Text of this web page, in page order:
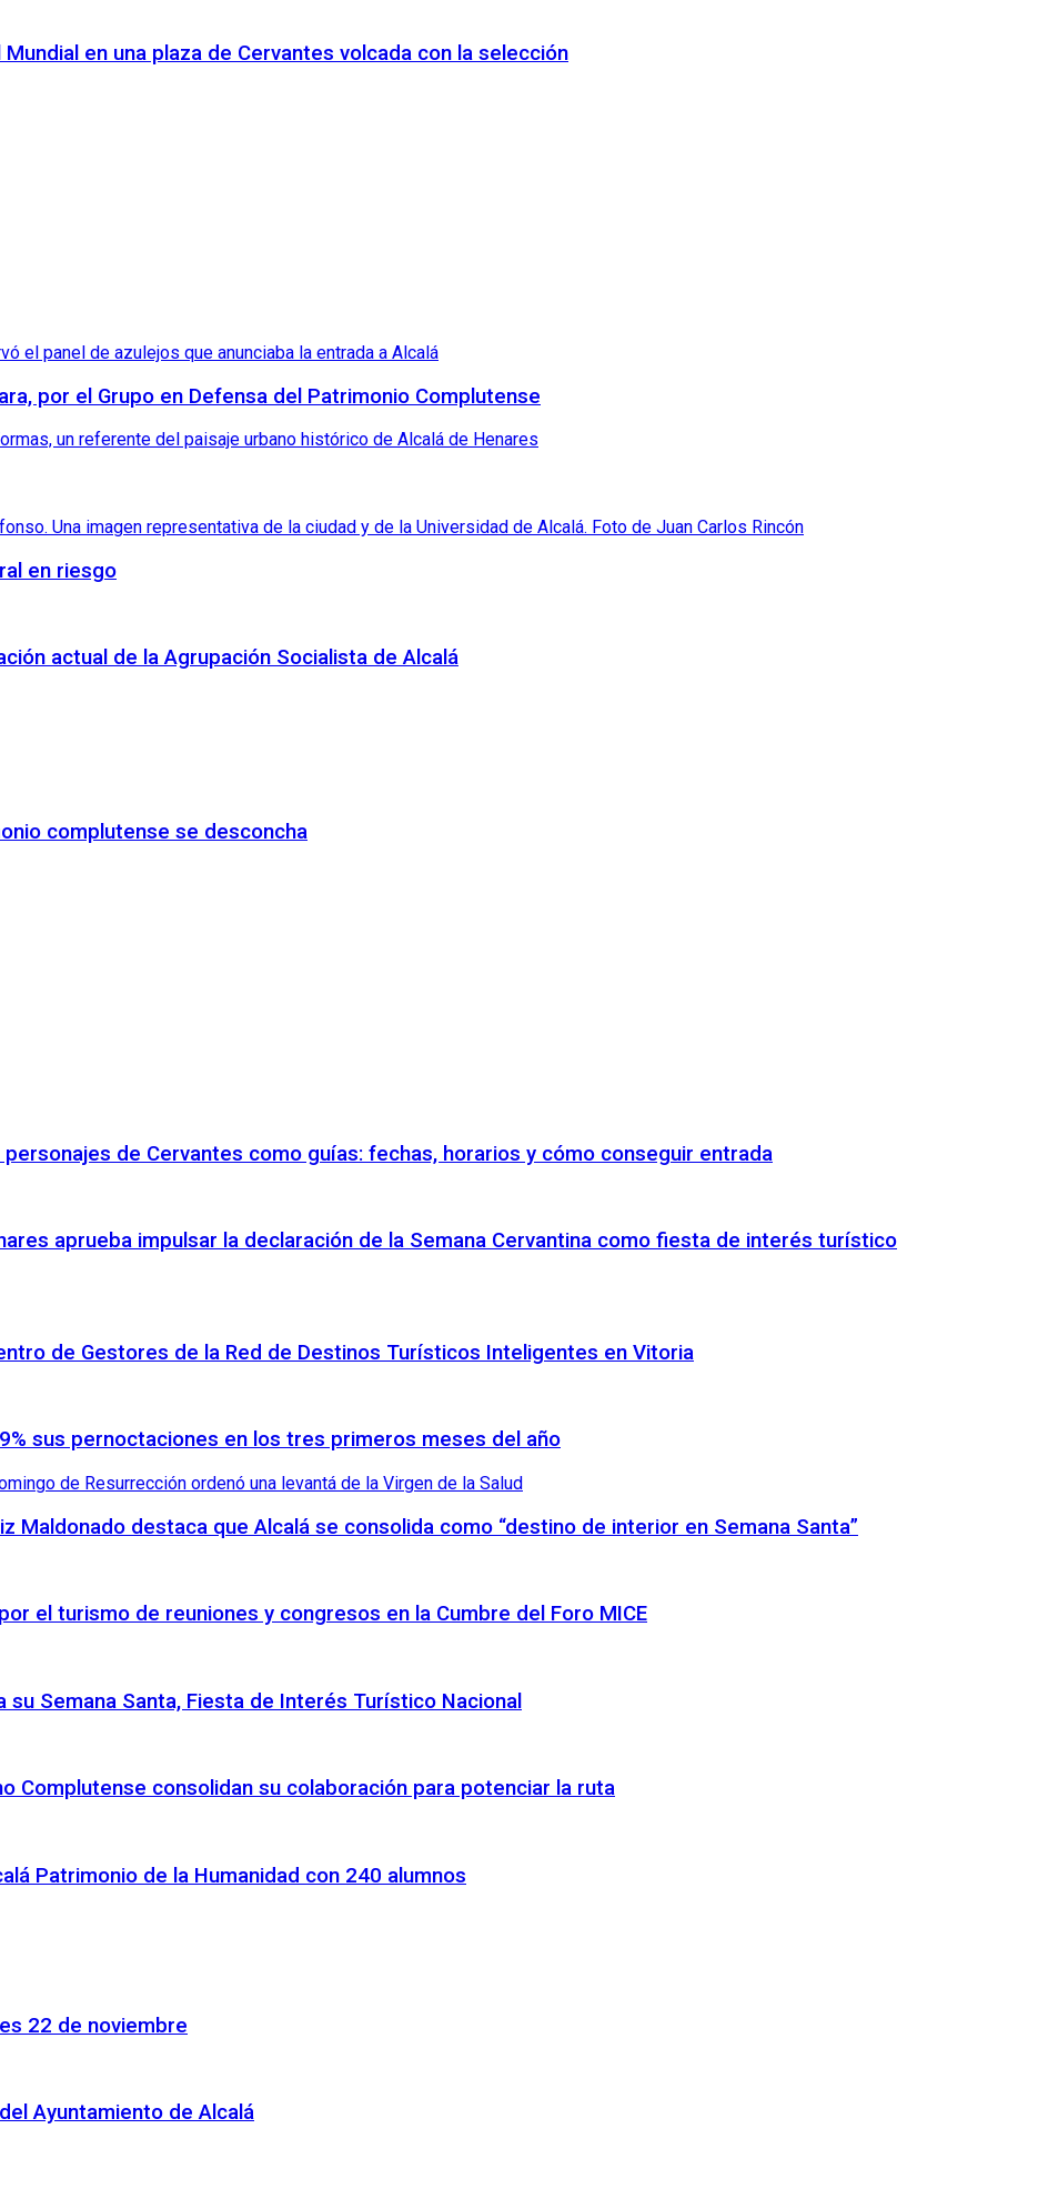
en una plaza de Cervantes volcada con la selección
por el Grupo en Defensa del Patrimonio Complutense
en riesgo
actual de la Agrupación Socialista de Alcalá
complutense se desconcha
de Cervantes como guías: fechas, horarios y cómo conseguir entrada
aprueba impulsar la declaración de la Semana Cervantina como fiesta de interés turístico
de Gestores de la Red de Destinos Turísticos Inteligentes en Vitoria
sus pernoctaciones en los tres primeros meses del año
Maldonado destaca que Alcalá se consolida como “destino de interior en Semana Santa”
el turismo de reuniones y congresos en la Cumbre del Foro MICE
Semana Santa, Fiesta de Interés Turístico Nacional
Complutense consolidan su colaboración para potenciar la ruta
Patrimonio de la Humanidad con 240 alumnos
22 de noviembre
Ayuntamiento de Alcalá